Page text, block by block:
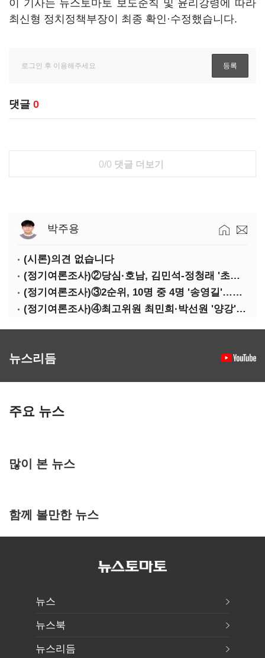
이 기사는 뉴스토마토 보도준칙 및 윤리강령에 따라
최신형 정치정책부장이 최종 확인·수정했습니다.
댓글 0
0/0 댓글 더보기
박주용
(시론)의견 없습니다
(정기여론조사)②당심·호남, 김민석-정청래 '초접전'
(정기여론조사)③2순위, 10명 중 4명 '송영길'…정청래 '한 자릿수'
(정기여론조사)④최고위원 최민희·박선원 '양강'…서미화·이성윤·임미애 뒤이어
뉴스리듬
주요 뉴스
많이 본 뉴스
함께 볼만한 뉴스
뉴스
뉴스북
뉴스리듬